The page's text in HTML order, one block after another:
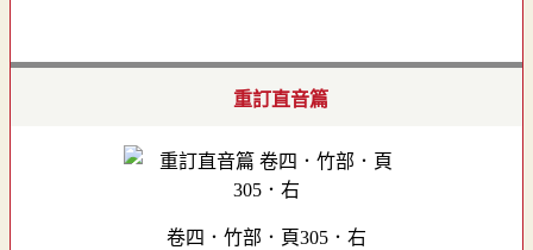
重訂直音篇
卷四．竹部．頁305．右